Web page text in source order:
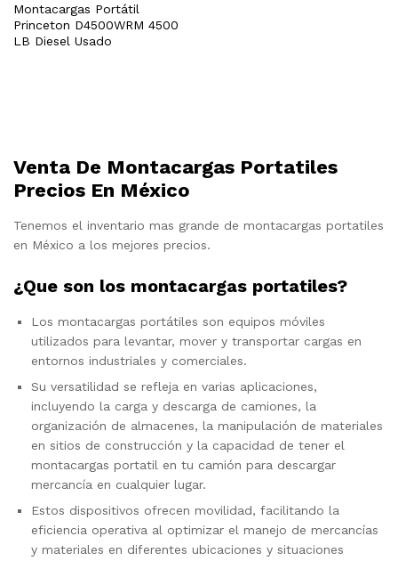
Montacargas Portátil
Princeton D4500WRM 4500
LB Diesel Usado
Venta De Montacargas Portatiles
Precios En México
Tenemos el inventario mas grande de montacargas portatiles
en México a los mejores precios.
¿Que son los montacargas portatiles?
Los montacargas portátiles son equipos móviles
utilizados para levantar, mover y transportar cargas en
entornos industriales y comerciales.
Su versatilidad se refleja en varias aplicaciones,
incluyendo la carga y descarga de camiones, la
organización de almacenes, la manipulación de materiales
en sitios de construcción y la capacidad de tener el
montacargas portatil en tu camión para descargar
mercancía en cualquier lugar.
Estos dispositivos ofrecen movilidad, facilitando la
eficiencia operativa al optimizar el manejo de mercancías
y materiales en diferentes ubicaciones y situaciones